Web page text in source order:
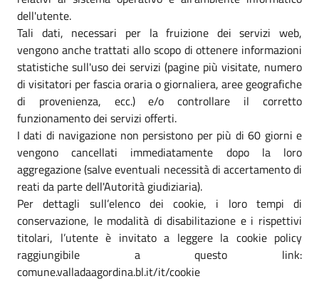
dell'utente.
Tali dati, necessari per la fruizione dei servizi web,
vengono anche trattati allo scopo di ottenere informazioni
statistiche sull'uso dei servizi (pagine più visitate, numero
di visitatori per fascia oraria o giornaliera, aree geografiche
di provenienza, ecc.) e/o controllare il corretto
funzionamento dei servizi offerti.
I dati di navigazione non persistono per più di 60 giorni e
vengono cancellati immediatamente dopo la loro
aggregazione (salve eventuali necessità di accertamento di
reati da parte dell'Autorità giudiziaria).
Per dettagli sull’elenco dei cookie, i loro tempi di
conservazione, le modalità di disabilitazione e i rispettivi
titolari, l’utente è invitato a leggere la cookie policy
raggiungibile a questo link:
comune.valladaagordina.bl.it/it/cookie